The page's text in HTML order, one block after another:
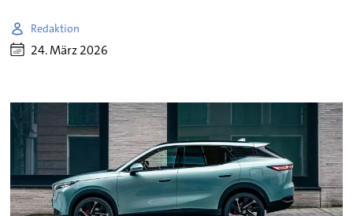
Redaktion
24. März 2026